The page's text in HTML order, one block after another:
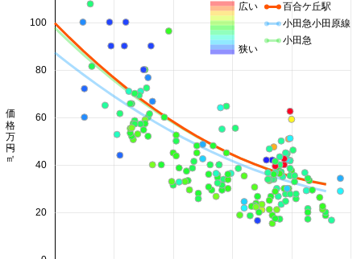
20
40
60
80
100
価格 万円/㎡
百合ケ丘駅
小田急小田原線
小田急
広い
狭い